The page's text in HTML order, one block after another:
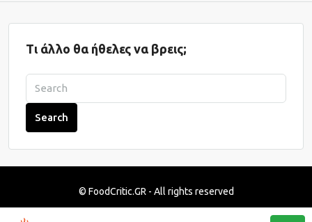
Τι άλλο θα ήθελες να βρεις;
Search
© FoodCritic.GR - All rights reserved